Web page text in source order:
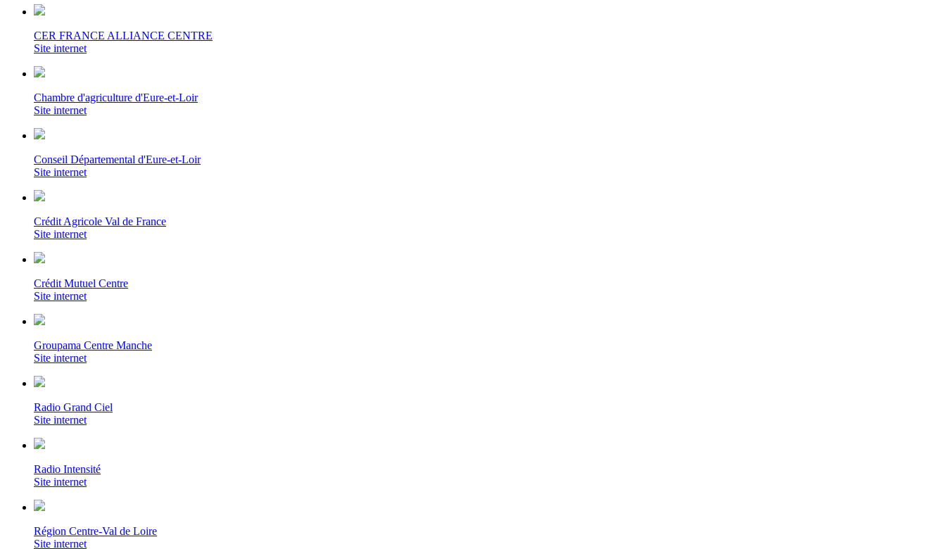
CER FRANCE ALLIANCE CENTRE
Site internet
Chambre d'agriculture d'Eure-et-Loir
Site internet
Conseil Départemental d'Eure-et-Loir
Site internet
Crédit Agricole Val de France
Site internet
Crédit Mutuel Centre
Site internet
Groupama Centre Manche
Site internet
Radio Grand Ciel
Site internet
Radio Intensité
Site internet
Région Centre-Val de Loire
Site internet